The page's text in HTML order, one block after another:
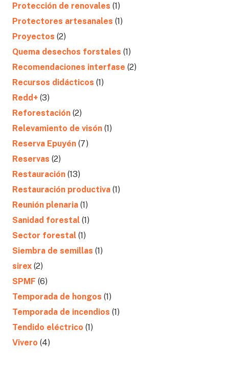
Protección de renovales (1)
Protectores artesanales (1)
Proyectos (2)
Quema desechos forstales (1)
Recomendaciones interfase (2)
Recursos didácticos (1)
Redd+ (3)
Reforestación (2)
Relevamiento de visón (1)
Reserva Epuyén (7)
Reservas (2)
Restauración (13)
Restauración productiva (1)
Reunión plenaria (1)
Sanidad forestal (1)
Sector forestal (1)
Siembra de semillas (1)
sirex (2)
SPMF (6)
Temporada de hongos (1)
Temporada de incendios (1)
Tendido eléctrico (1)
Vivero (4)